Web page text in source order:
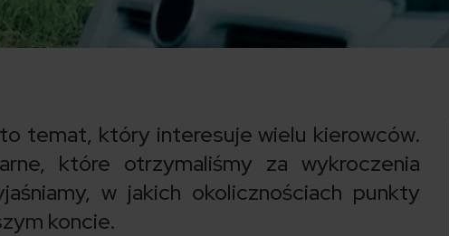
temat, który interesuje wielu kierowców.
które otrzymaliśmy za wykroczenia
w jakich okolicznościach punkty
koncie.